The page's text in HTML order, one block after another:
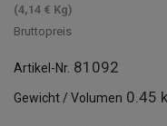
(4,14 € Kg)
Bruttopreis
Artikel-Nr. 81092
Gewicht / Volumen 0.45